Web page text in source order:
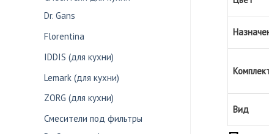
Dr. Gans
Florentina
IDDIS (для кухни)
Lemark (для кухни)
ZORG (для кухни)
Смесители под фильтры
Вид